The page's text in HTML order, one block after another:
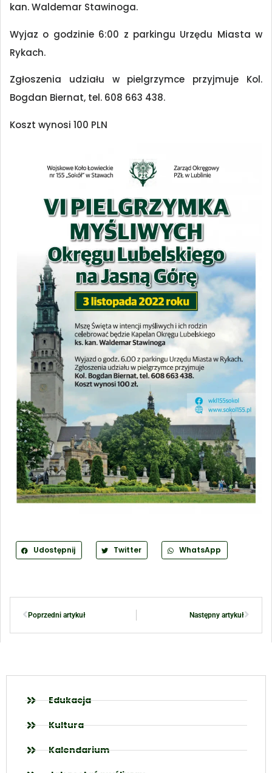
kan. Waldemar Stawinoga.
Wyjaz o godzinie 6:00 z parkingu Urzędu Miasta w
Rykach.
Zgłoszenia udziału w pielgrzymce przyjmuje Kol.
Bogdan Biernat, tel. 608 663 438.
Koszt wynosi 100 PLN
Udostępnij Twitter WhatsApp
Poprzedni artykuł Następny artykuł
Edukacja
Kultura
Kalendarium